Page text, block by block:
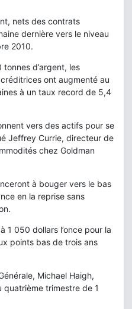
nets des contrats
dernière vers le niveau
2010.
tonnes d’argent, les
ont augmenté au
à un taux record de 5,4
vers des actifs pour se
Jeffrey Currie, directeur de
chez Goldman
à bouger vers le bas
en la reprise sans
1 050 dollars l’once pour la
points bas de trois ans
Michael Haigh,
quatrième trimestre de 1